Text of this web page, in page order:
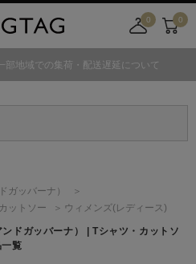
0
舗
カ
0
部地域での集荷・配送遅延について
ガッバーナ）
ットソー ウィメンズ(レディース)
ンドガッバーナ）
| Tシャツ・カットソ
覧